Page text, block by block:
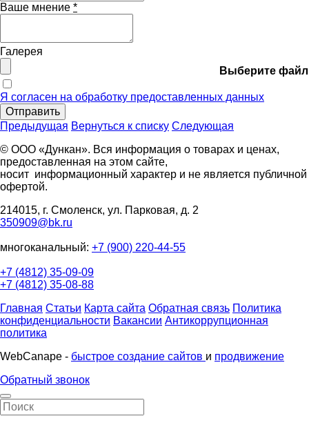
Ваше мнение *
Галерея
Выберите файл
Я согласен на обработку предоставленных данных
Отправить
Предыдущая Вернуться к списку Следующая
© ООО «Дункан». Вся информация о товарах и ценах,
предоставленная на этом сайте,
носит информационный характер и не является публичной
офертой.
214015, г. Смоленск, ул. Парковая, д. 2
350909@bk.ru
многоканальный: +7 (900) 220-44-55
+7 (4812) 35-09-09
+7 (4812) 35-08-88
Главная Статьи Карта сайта Обратная связь Политика
конфиденциальности Вакансии Антикоррупционная
политика
WebCanape - быстрое создание сайтов и продвижение
Обратный звонок